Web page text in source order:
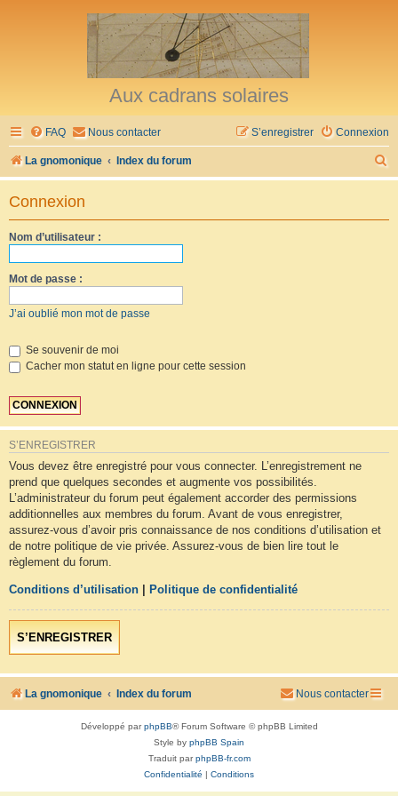
Aux cadrans solaires
FAQ Nous contacter Connexion
S’enregistrer
La gnomonique Index du forum
e
Connexion
Nom d’utilisateur :
Mot de passe :
J’ai oublié mon mot de passe
Se souvenir de moi
Cacher mon statut en ligne pour cette session
S’ENREGISTRER
Vous devez être enregistré pour vous connecter. L’enregistrement ne
prend que quelques secondes et augmente vos possibilités.
L’administrateur du forum peut également accorder des permissions
additionnelles aux membres du forum. Avant de vous enregistrer,
assurez-vous d’avoir pris connaissance de nos conditions d’utilisation et
de notre politique de vie privée. Assurez-vous de bien lire tout le
règlement du forum.
Conditions d’utilisation Politique de confidentialité
S’ENREGISTRER
La gnomonique Index du forum Nous contacter
Développé parphpBB® Forum Software © phpBB Limited
Style by phpBB Spain
Traduit parphpBB-fr.com
Confidentialité
Conditions